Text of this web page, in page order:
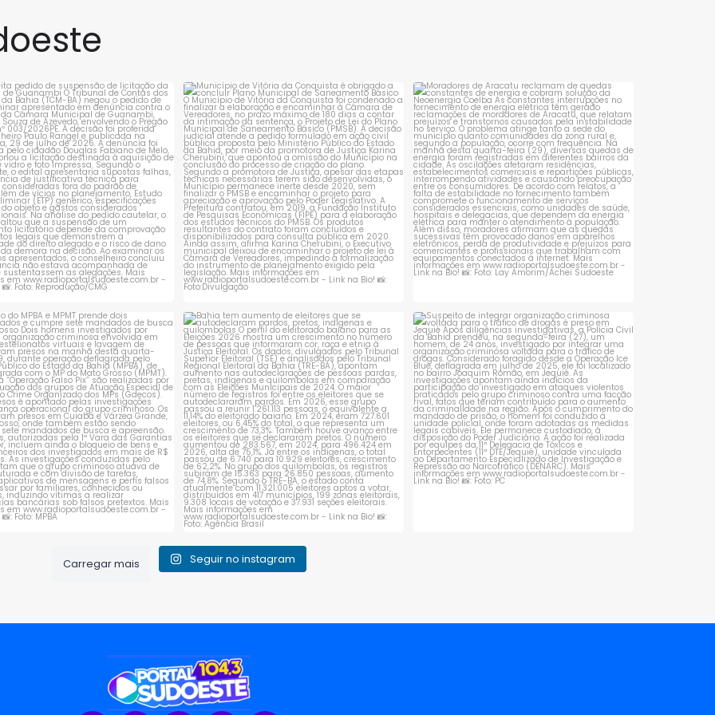
que determina a
em até 24 horas,
Caraíbas,
pedido de suspensão de
licitação da...
1 0
Município de Vitória da Conquista é
obrigado a...
1 0
Moradores de Aracatu reclamam de
quedas constantes...
1 0
do MPBA e MPMT prende dois
investigados e...
1 0
Bahia tem aumento de eleitores que se
autodeclaram...
1 0
Suspeito de integrar organização criminosa
voltada...
1 0
Carregar mais Seguir no instagram